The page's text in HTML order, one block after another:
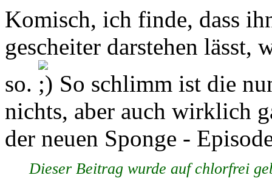
Komisch, ich finde, dass
gescheiter darstehen lässt,
so.
So schlimm ist die
nichts, aber auch wirklich
der neuen Sponge -
Dieser Beitrag wurde auf chlorfrei